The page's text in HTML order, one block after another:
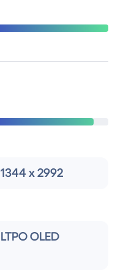
1344 x 2992
LTPO OLED